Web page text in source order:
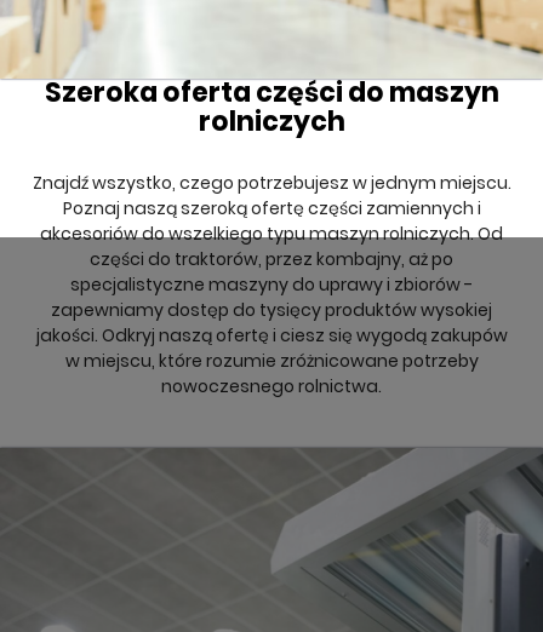
Szeroka oferta części do maszyn
rolniczych
Znajdź wszystko, czego potrzebujesz w jednym miejscu.
Poznaj naszą szeroką ofertę części zamiennych i
akcesoriów do wszelkiego typu maszyn rolniczych. Od
części do traktorów, przez kombajny, aż po
specjalistyczne maszyny do uprawy i zbiorów -
zapewniamy dostęp do tysięcy produktów wysokiej
jakości. Odkryj naszą ofertę i ciesz się wygodą zakupów
w miejscu, które rozumie zróżnicowane potrzeby
nowoczesnego rolnictwa.